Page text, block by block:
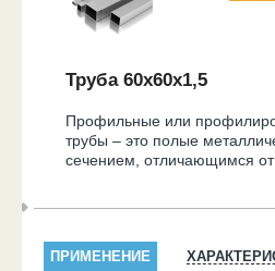
Труба 60х60х1,5
Профильные или
трубы – это полые
сечением, отличающимся от
ПРИМЕНЕНИЕ